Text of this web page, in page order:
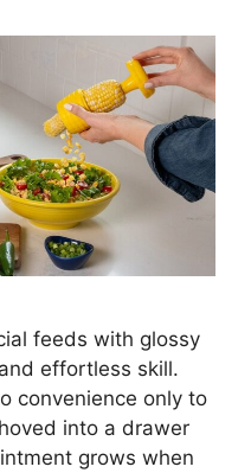
feeds with glossy
effortless skill.
convenience only to
into a drawer
grows when